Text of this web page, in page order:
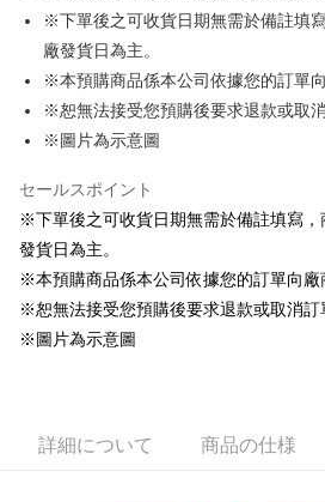
ATM払い
預購訂單-宅配專用(🔺不同預購月份建議
配送毎にNT$100、NT$1,300以上で送料
預購訂單-離島宅配專用-(澎湖/金門/馬祖
結帳，避免整筆訂單等超久)
配送毎にNT$220
※下單後之可收貨日期無需於備註填
廠發貨日為主。
※本預購商品係本公司依據您的訂單
※恕無法接受您預購後要求退款或取
※圖片為示意圖
セールスポイント
※下單後之可收貨日期無需於備註填寫，
發貨日為主。
※本預購商品係本公司依據您的訂單向廠
※恕無法接受您預購後要求退款或取消訂
※圖片為示意圖
詳細について 商品の仕様